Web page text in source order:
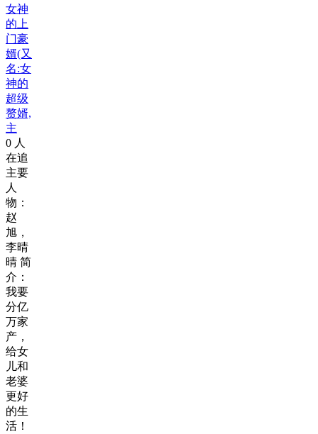
女神
的上
门豪
婿(又
名:女
神的
超级
赘婿,
主
0 人
在追
主要
人
物：
赵
旭，
李晴
晴 简
介：
我要
分亿
万家
产，
给女
儿和
老婆
更好
的生
活！